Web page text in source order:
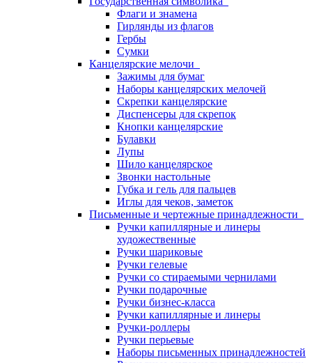
Флаги и знамена
Гирлянды из флагов
Гербы
Сумки
Канцелярские мелочи
Зажимы для бумаг
Наборы канцелярских мелочей
Скрепки канцелярские
Диспенсеры для скрепок
Кнопки канцелярские
Булавки
Лупы
Шило канцелярское
Звонки настольные
Губка и гель для пальцев
Иглы для чеков, заметок
Письменные и чертежные принадлежности
Ручки капиллярные и линеры
художественные
Ручки шариковые
Ручки гелевые
Ручки со стираемыми чернилами
Ручки подарочные
Ручки бизнес-класса
Ручки капиллярные и линеры
Ручки-роллеры
Ручки перьевые
Наборы письменных принадлежностей